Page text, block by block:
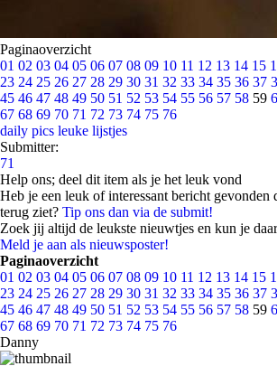
Paginaoverzicht
01 02 03 04 05 06 07 08 09 10 11 12 13 14 15
23 24 25 26 27 28 29 30 31 32 33 34 35 36 37
45 46 47 48 49 50 51 52 53 54 55 56 57 58 59
67 68 69 70 71 72 73 74 75 76
daily pics leuke lijstjes
Submitter:
71
Help ons; deel dit item als je het leuk vond
Heb je een leuk of interessant bericht gevonden
terug ziet? Tip ons dan via de submit!
Zoek jij altijd de leukste nieuwtjes en kun je
Meld je aan als nieuwsposter!
Paginaoverzicht
01 02 03 04 05 06 07 08 09 10 11 12 13 14 15
23 24 25 26 27 28 29 30 31 32 33 34 35 36 37
45 46 47 48 49 50 51 52 53 54 55 56 57 58 59
67 68 69 70 71 72 73 74 75 76
Danny